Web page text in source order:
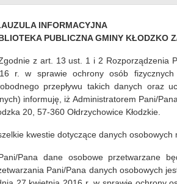
biblioteki 2017
Filia Biblioteki Publicznej GminyKłodzko
odbyły się w DomuLudowym,
biblioteki oraz
m.in.: zastępcaWójta Gminy
Alicją Mateńko,
Szkół Bogdan Ogrodowczyk, dyr
INFORMACYJNA
PUBLICZNA GMINY KŁODZKO
z art. 13 ust. 1 i 2 Rozporządzenia
r. w sprawie ochrony osób
przepływu takich danych oraz
informuję, iż Administratorem Pani/
20, 57-360 Ołdrzychowice Kłodzkie.
kwestie dotyczące danych osobowych
Pana dane osobowe przetwarzane
Pani/Pana danych osobowych